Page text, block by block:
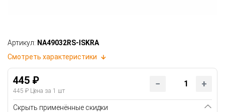
Артикул: NA49032RS-ISKRA
Смотреть характеристики
445 ₽
445 ₽ Цена за 1 шт
Скрыть применённые скидки